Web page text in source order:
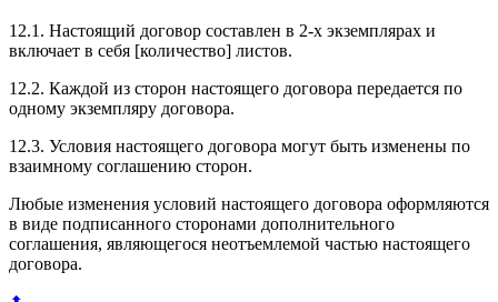
12.1. Настоящий договор составлен в 2-х экземплярах и
включает в себя [количество] листов.
12.2. Каждой из сторон настоящего договора передается по
одному экземпляру договора.
12.3. Условия настоящего договора могут быть изменены по
взаимному соглашению сторон.
Любые изменения условий настоящего договора оформляются
в виде подписанного сторонами дополнительного
соглашения, являющегося неотъемлемой частью настоящего
договора.